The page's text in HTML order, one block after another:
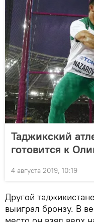
Таджикский
готовится к
4 августа 2019, 10:19
Другой
выиграл бронзу. В